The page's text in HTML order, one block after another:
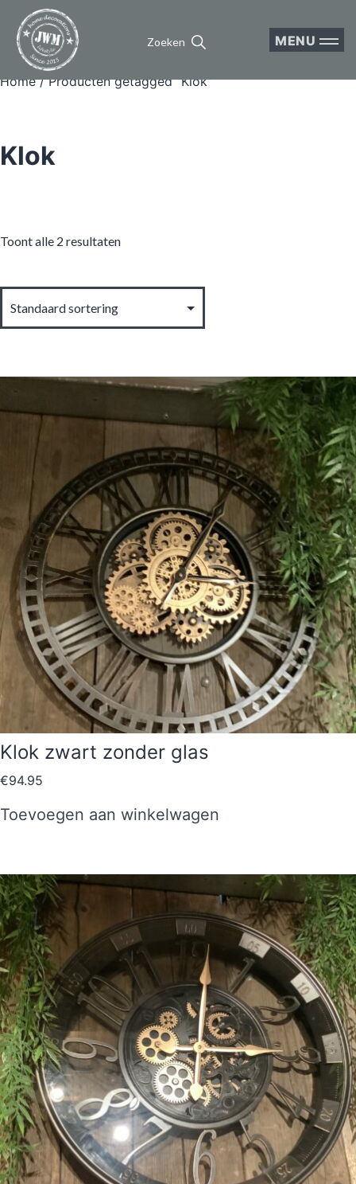
Zoeken MENU
Home/ Producten getagged “Klok”
Klok
Toont alle 2 resultaten
Klok zwart zonder glas
€94.95
Toevoegen aan winkelwagen